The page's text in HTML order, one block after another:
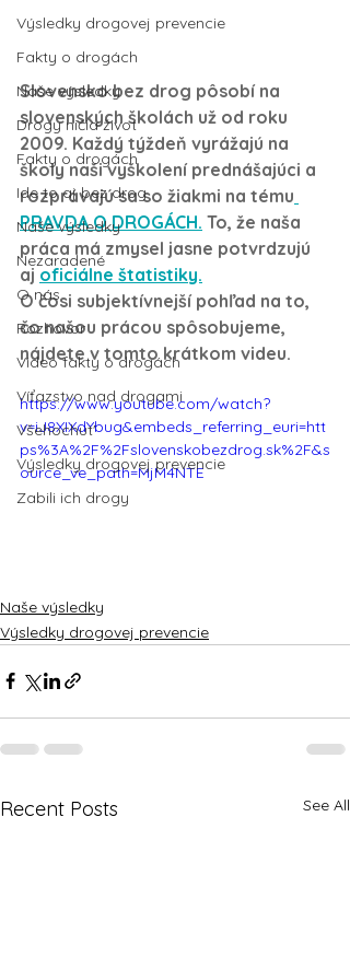
Výsledky drogovej prevencie
Fakty o drogách
Naše výsledky
Drogy ničia život
Fakty o drogách
Ide to aj bez drog
Naše výsledky
Nezaradené
O nás
Rozhovor
Video fakty o drogách
Víťazstvo nad drogami
Všehochut'
Výsledky drogovej prevencie
Zabili ich drogy
Slovensko bez drog pôsobí na
slovenských školách už od roku
2009. Každý týždeň vyrážajú na
školy naši vyškolení prednášajúci a
rozprávajú sa so žiakmi na tému
PRAVDA O DROGÁCH. To, že naša
práca má zmysel jasne potvrdzujú
aj oficiálne štatistiky.
O čosi subjektívnejší pohľad na to,
čo našou prácou spôsobujeme,
nájdete v tomto krátkom videu.
https://www.youtube.com/watch?
v=iJ8XIXdYbug&embeds_referring_euri=htt
ps%3A%2F%2Fslovenskobezdrog.sk%2F&s
ource_ve_path=MjM4NTE
Naše výsledky
Výsledky drogovej prevencie
Recent Posts See All